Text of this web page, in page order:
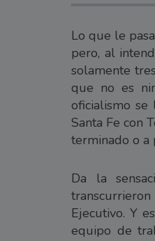
Lo que le
pero, al
solamente
que no es
oficialismo
Santa Fe con
terminado o a
Da la
Ejecutivo. Y
equipo de